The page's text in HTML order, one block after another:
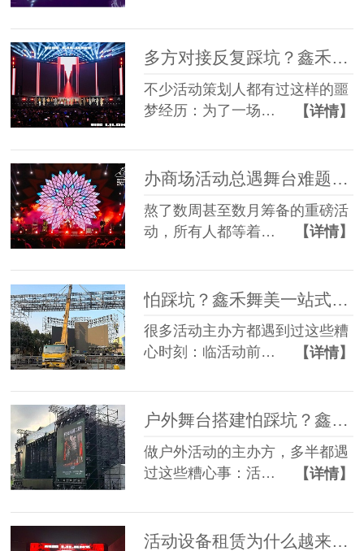
多方对接反复踩坑？鑫禾舞美一站式舞美服务让你少走90%弯路
不少活动策划人都有过这样的噩
梦经历：为了一场…
【详情】
办商场活动总遇舞台难题？鑫禾舞美一站式帮你解决
熬了数周甚至数月筹备的重磅活
动，所有人都等着…
【详情】
怕踩坑？鑫禾舞美一站式租赁搭建帮你省一半心
很多活动主办方都遇到过这些糟
心时刻：临活动前…
【详情】
户外舞台搭建怕踩坑？鑫禾舞美给你稳稳的保障
做户外活动的主办方，多半都遇
过这些糟心事：活…
【详情】
活动设备租赁为什么越来越多人选一站式？